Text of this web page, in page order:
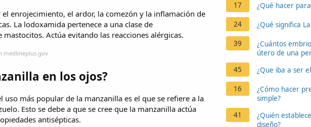
enrojecimiento, el ardor, la comezón y la inflamación de
La lodoxamida pertenece a una clase de
Actúa evitando las reacciones alérgicas.
medlineplus.gov
en los ojos?
uso más popular de la manzanilla es el que se refiere a la
Esto se debe a que se cree que la manzanilla actúa
antisépticas.
17 ¿Qué hacer
24 ¿Qué significa
39
¿Cuántos
útero de una
45
¿Que iba a ser
16
¿Cómo hacer
simple?
41
¿Quién
diseño?